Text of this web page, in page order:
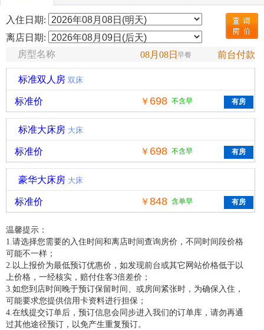
入住日期:
离店日期:
08月08日早餐 前台付款
房型名称
标准双人房 双床
标准价 ￥ 698 不含早
标准大床房 大床
标准价 ￥ 698 不含早
豪华大床房 大床
标准价 ￥848 含单早
温馨提示：
1.请选择您需要的入住时间和离店时间查询房价，不同时间段价格
可能不一样；
2.以上报价为最低预订优惠价，如发现前台或其它网站价格低于以
上价格，一经核实，赔付住客3倍差价；
3.如您到店时间晚于预订保留时间、或房间紧张时，为确保入住，
可能要求您提供信用卡资料进行担保；
4.在线提交订单后，预订信息会同步进入我们的订单库，请勿再通
过其他途径预订，以免产生重复预订。